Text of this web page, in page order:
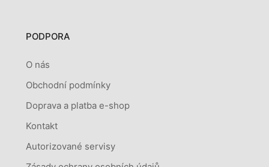
PODPORA
O nás
Obchodní podmínky
Doprava a platba e-shop
Kontakt
Autorizované servisy